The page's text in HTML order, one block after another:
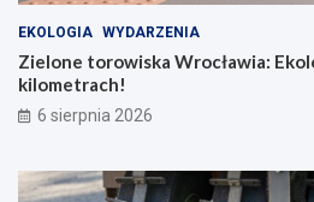
EKOLOGIA WYDARZENIA
Zielone torowiska Wrocławia:
kilometrach!
6 sierpnia 2026